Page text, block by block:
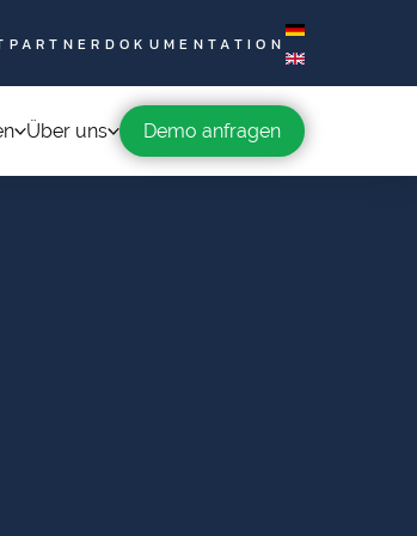
PARTNER DOKUMENTATION
Über uns Demo anfragen